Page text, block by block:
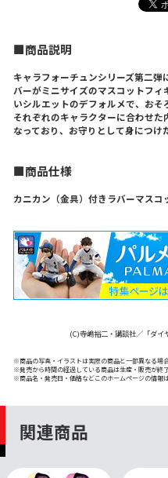
■商品説明
キャラフォーチュンシリーズ第二
バーがミニサイズのマスコットフ
いシルエットのデフォルメで、おそ
それぞれのキャラクターに合わせ
なっており、お守りとして身につけ
■商品仕様
カニカン（金具）付きラバーマスコ
(C)寺嶋裕二・講談社／「ダイ
※商品の写真・イラストは実際の商品と一部異なる場
※発売から時間の経過している商品は生産・販売が終
※商品名・発売日・価格などこのホームページの情報
関連商品